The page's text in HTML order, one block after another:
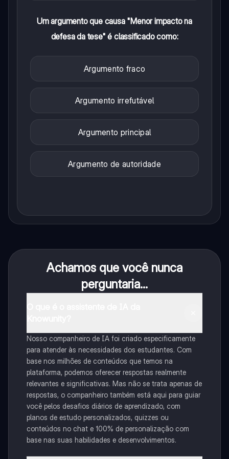
Um argumento que causa "Menor impacto na
defesa da tese" é classificado como:
Argumento fraco
Argumento irrefutável
Argumento principal
Argumento de autoridade
Achamos que você nunca
perguntaria...
Nosso companheiro de IA foi criado especificamente
para atender às necessidades dos estudantes. Com
base nos milhões de conteúdos que temos na
plataforma, podemos oferecer respostas realmente
relevantes e significativas. Mas não se trata apenas de
respostas, o companheiro também está aqui para guiar
você pelos desafios diários de aprendizado, com
planos de estudo personalizados, quizzes ou
conteúdos no chat e 100% de personalização com
base nas suas habilidades e desenvolvimentos.